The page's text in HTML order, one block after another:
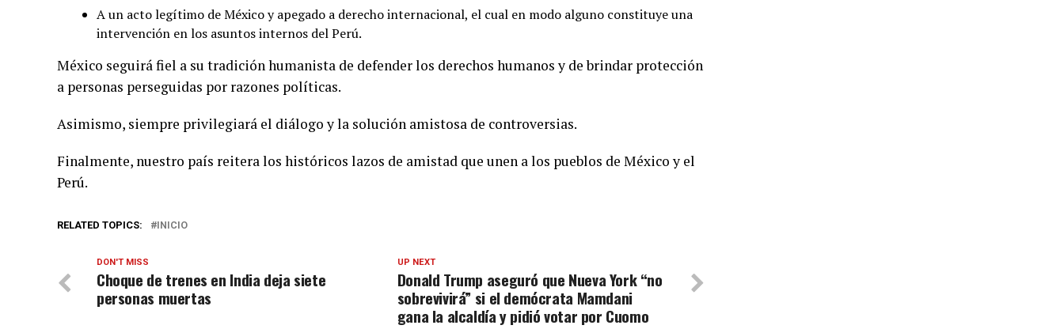
A un acto legítimo de México y apegado a derecho internacional, el cual en modo alguno constituye una
intervención en los asuntos internos del Perú.
México seguirá fiel a su tradición humanista de defender los derechos humanos y de brindar protección
a personas perseguidas por razones políticas.
Asimismo, siempre privilegiará el diálogo y la solución amistosa de controversias.
Finalmente, nuestro país reitera los históricos lazos de amistad que unen a los pueblos de México y el
Perú.
RELATED TOPICS: INICIO
UP NEXT
Donald Trump aseguró que Nueva York “no
sobrevivirá” si el demócrata Mamdani
gana la alcaldía y pidió votar por Cuomo
DON'T MISS
Choque de trenes en India deja siete
personas muertas